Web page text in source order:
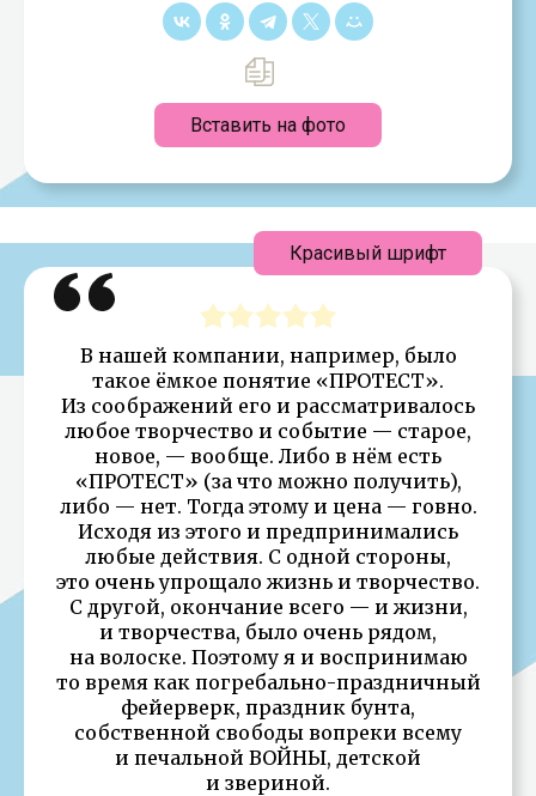
Вставить на фото
В нашей компании, например, было
такое ёмкое понятие «ПРОТЕСТ».
Из соображений его и рассматривалось
любое творчество и событие — старое,
новое, — вообще. Либо в нём есть
«ПРОТЕСТ» (за что можно получить),
либо — нет. Тогда этому и цена — говно.
Исходя из этого и предпринимались
любые действия. С одной стороны,
это очень упрощало жизнь и творчество.
С другой, окончание всего — и жизни,
и творчества, было очень рядом,
на волоске. Поэтому я и воспринимаю
то время как погребально-праздничный
фейерверк, праздник бунта,
собственной свободы вопреки всему
и печальной ВОЙНЫ, детской
и звериной.
Красивый шрифт